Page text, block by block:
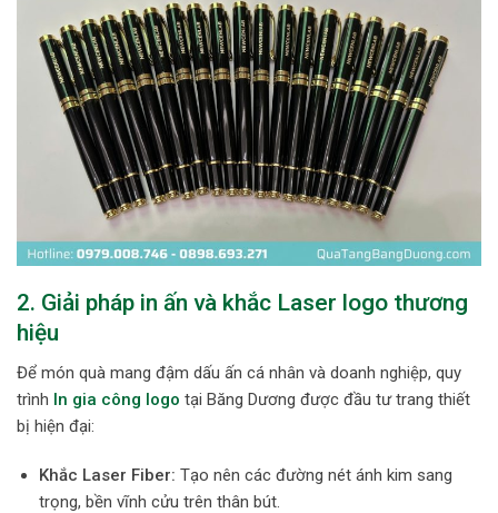
2. Giải pháp in ấn và khắc Laser logo thương
hiệu
Để món quà mang đậm dấu ấn cá nhân và doanh nghiệp, quy
trình In gia công logo tại Băng Dương được đầu tư trang thiết
bị hiện đại:
Khắc Laser Fiber: Tạo nên các đường nét ánh kim sang
trọng, bền vĩnh cửu trên thân bút.